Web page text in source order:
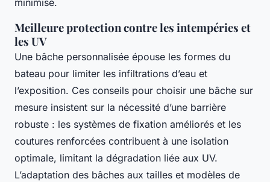
minimisé.
Meilleure protection contre les intempéries et
les UV
Une bâche personnalisée épouse les formes du
bateau pour limiter les infiltrations d’eau et
l’exposition. Ces conseils pour choisir une bâche sur
mesure insistent sur la nécessité d’une barrière
robuste : les systèmes de fixation améliorés et les
coutures renforcées contribuent à une isolation
optimale, limitant la dégradation liée aux UV.
L’adaptation des bâches aux tailles et modèles de